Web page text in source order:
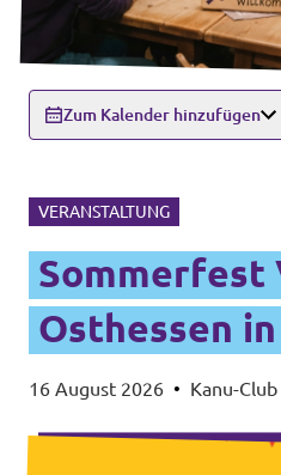
Zum Kalender hinzufügen
VERANSTALTUNG
Sommerfest
Osthessen
16 August 2026 • Kanu-